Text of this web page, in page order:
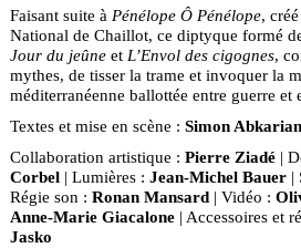
Faisant suite à Pénélope Ô Pénélope,
National de Chaillot, ce diptyque formé
Jour du jeûneet L’Envol des cigognes,
mythes, de tisser la trame et invoquer la
méditerranéenne ballottée entre guerre et
Textes et mise en scène : Simon Abkarian
Collaboration artistique : Pierre Ziadé|
Corbel| Lumières : Jean-Michel Bauer|
Régie son : Ronan Mansard| Vidéo :
Anne-Marie Giacalone| Accessoires et
Jasko